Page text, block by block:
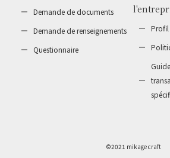
Demande de documents
Demande derenseignements
Questionnaire
Profil
©2021 mikage craft